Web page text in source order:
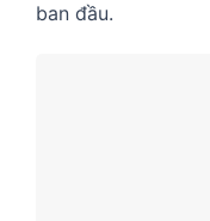
ban đầu.